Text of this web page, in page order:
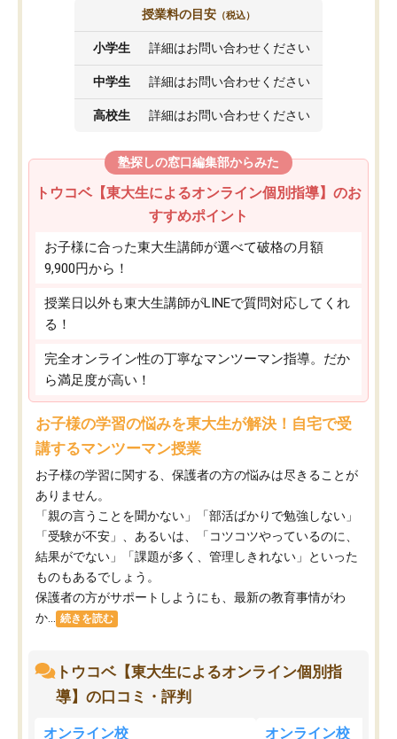
授業料の目安 （税込）
小学生 詳細はお問い合わせください
中学生 詳細はお問い合わせください
高校生 詳細はお問い合わせください
塾探しの窓口編集部からみた
トウコベ【東大生によるオンライン個別指導】のお
すすめポイント
お子様に合った東大生講師が選べて破格の月額
9,900円から！
授業日以外も東大生講師がLINEで質問対応してくれ
る！
完全オンライン性の丁寧なマンツーマン指導。だか
ら満足度が高い！
お子様の学習の悩みを東大生が解決！自宅で受
講するマンツーマン授業
お子様の学習に関する、保護者の方の悩みは尽きることが
ありません。
「親の言うことを聞かない」「部活ばかりで勉強しない」
「受験が不安」、あるいは、「コツコツやっているのに、
結果がでない」「課題が多く、管理しきれない」といった
ものもあるでしょう。
保護者の方がサポートしようにも、最新の教育事情がわ
か...
続きを読む
トウコベ【東大生によるオンライン個別指
導】の口コミ・評判
オンライン校 オンライン校